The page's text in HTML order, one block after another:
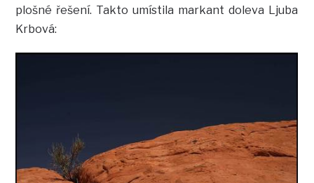
plošné řešení. Takto umístila markant doleva Ljuba
Krbová: